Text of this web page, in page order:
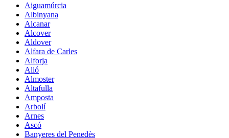
Aiguamúrcia
Albinyana
Alcanar
Alcover
Aldover
Alfara de Carles
Alforja
Alió
Almoster
Altafulla
Amposta
Arbolí
Arnes
Ascó
Banyeres del Penedès